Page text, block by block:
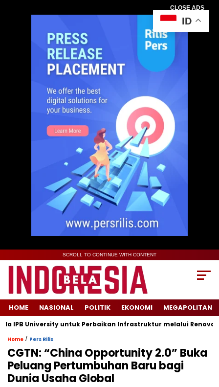
CLOSE ADS
SCROLL TO CONTINUE WITH CONTENT
HOME NASIONAL POLITIK EKONOMI MEGAPOLITAN
University untuk Perbaikan Infrastruktur melalui Renovasi
Home / Pers Rilis
CGTN: “China Opportunity 2.0” Buka
Peluang Pertumbuhan Baru bagi
Dunia Usaha Global
ID